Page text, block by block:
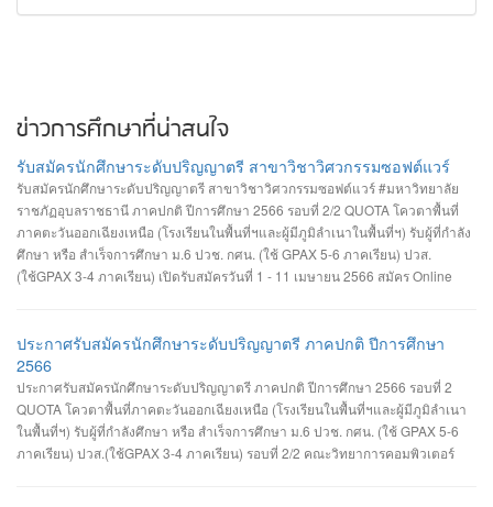
ข่าวการศึกษาที่น่าสนใจ
รับสมัครนักศึกษาระดับปริญญาตรี สาขาวิชาวิศวกรรมซอฟต์แวร์
รับสมัครนักศึกษาระดับปริญญาตรี สาขาวิชาวิศวกรรมซอฟต์แวร์ #มหาวิทยาลัย
ราชภัฏอุบลราชธานี ภาคปกติ ปีการศึกษา 2566 รอบที่ 2/2 QUOTA โควตาพื้นที่
ภาคตะวันออกเฉียงเหนือ (โรงเรียนในพื้นที่ฯและผู้มีภูมิลำเนาในพื้นที่ฯ) รับผู้ที่กำลัง
ศึกษา หรือ สำเร็จการศึกษา ม.6 ปวช. กศน. (ใช้ GPAX 5-6 ภาคเรียน) ปวส.
(ใช้GPAX 3-4 ภาคเรียน) เปิดรับสมัครวันที่ 1 - 11 เมษายน 2566 สมัคร Online
ประกาศรับสมัครนักศึกษาระดับปริญญาตรี ภาคปกติ ปีการศึกษา
2566
ประกาศรับสมัครนักศึกษาระดับปริญญาตรี ภาคปกติ ปีการศึกษา 2566 รอบที่ 2
QUOTA โควตาพื้นที่ภาคตะวันออกเฉียงเหนือ (โรงเรียนในพื้นที่ฯและผู้มีภูมิลำเนา
ในพื้นที่ฯ) รับผู้ที่กำลังศึกษา หรือ สำเร็จการศึกษา ม.6 ปวช. กศน. (ใช้ GPAX 5-6
ภาคเรียน) ปวส.(ใช้GPAX 3-4 ภาคเรียน) รอบที่ 2/2 คณะวิทยาการคอมพิวเตอร์